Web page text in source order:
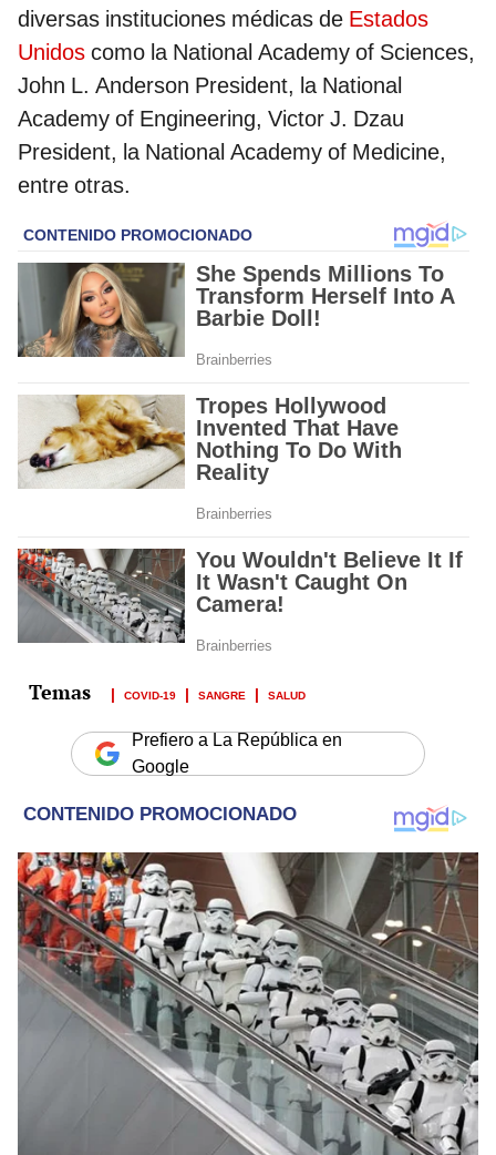
diversas instituciones médicas de Estados
Unidos como la National Academy of Sciences,
John L. Anderson President, la National
Academy of Engineering, Victor J. Dzau
President, la National Academy of Medicine,
entre otras.
COVID-19 SANGRE SALUD
Prefiero a La República en
Google